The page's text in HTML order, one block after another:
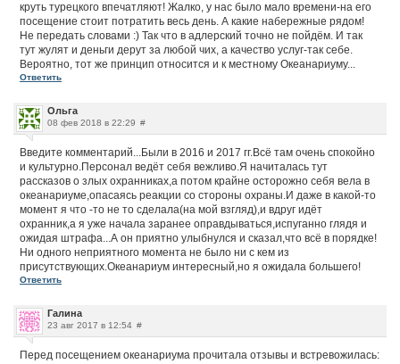
круть турецкого впечатляют! Жалко, у нас было мало времени-на его
посещение стоит потратить весь день. А какие набережные рядом!
Не передать словами :) Так что в адлерский точно не пойдём. И так
тут жулят и деньги дерут за любой чих, а качество услуг-так себе.
Вероятно, тот же принцип относится и к местному Океанариуму...
Ответить
Ольга
08 фев 2018 в 22:29 #
Введите комментарий...Были в 2016 и 2017 гг.Всё там очень спокойно
и культурно.Персонал ведёт себя вежливо.Я начиталась тут
рассказов о злых охранниках,а потом крайне осторожно себя вела в
океанариуме,опасаясь реакции со стороны охраны.И даже в какой-то
момент я что -то не то сделала(на мой взгляд),и вдруг идёт
охранник,а я уже начала заранее оправдываться,испуганно глядя и
ожидая штрафа...А он приятно улыбнулся и сказал,что всё в порядке!
Ни одного неприятного момента не было ни с кем из
присутствующих.Океанариум интересный,но я ожидала большего!
Ответить
Галина
23 авг 2017 в 12:54 #
Перед посещением океанариума прочитала отзывы и встревожилась: